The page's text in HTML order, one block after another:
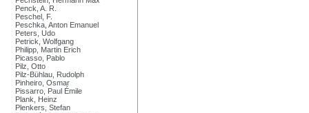
Penck, A. R.
Peschel, F.
Peschka, Anton Emanuel
Peters, Udo
Petrick, Wolfgang
Philipp, Martin Erich
Picasso, Pablo
Pilz, Otto
Pilz-Bühlau, Rudolph
Pinheiro, Osmar
Pissarro, Paul Émile
Plank, Heinz
Plenkers, Stefan